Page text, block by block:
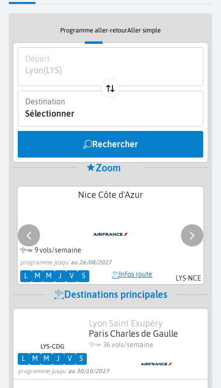
Programme aller-retourAller simple
Départ
Lyon(LYS)
Destination
Sélectionner
Rechercher
Zoom
LYS-NCE
Nice Côte d'Azur
≃ 9 vols/semaine
programme jusqu'au 26/08/2027
L M M J V S Infos route
Destinations principales
LYS-CDG
Lyon Saint Exupéry
Paris Charles de Gaulle
≃ 36 vols/semaine
programme jusqu'au 30/10/2027
L M M J V S